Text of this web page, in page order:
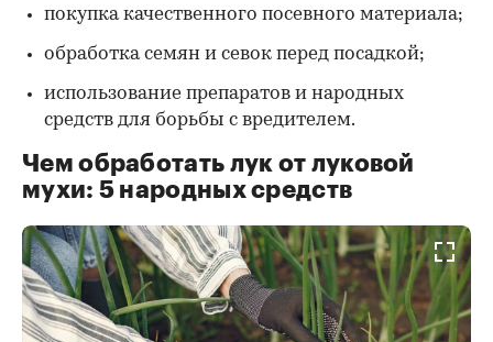
покупка качественного посевного материала;
обработка семян и севок перед посадкой;
использование препаратов и народных
средств для борьбы с вредителем.
Чем обработать лук от луковой
мухи: 5 народных средств